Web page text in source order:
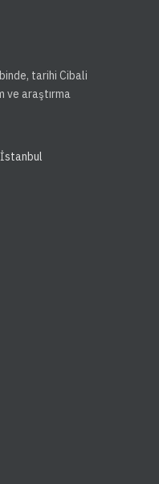
tarihi Cibali
ve araştırma
İstanbul